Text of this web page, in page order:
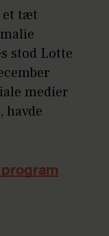
et tæt
stod Lotte
medier
havde